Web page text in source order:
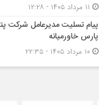
پیام تسلیت مدیرعامل شرکت
پارس خاورمیانه
۱۰ مرداد ۱۴۰۵ - ۲۲:۳۵